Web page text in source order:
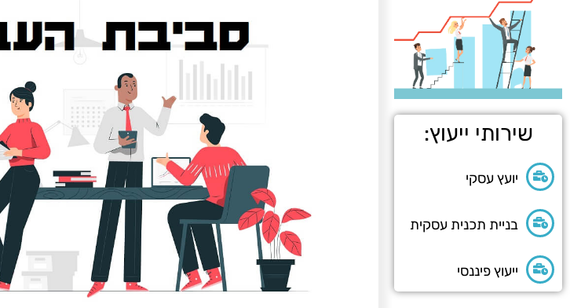
שירותי ייעוץ:
יועץ עסקי
בניית תכנית עסקית
ייעוץ פיננסי